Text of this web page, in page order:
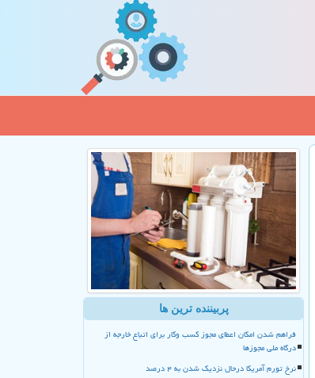
پربیننده ترین ها
فراهم شدن امکان اعطای مجوز کسب وکار برای اتباع خارجه از
درگاه ملی مجوزها
نرخ تورم آمریکا درحال نزدیک شدن به ۴ درصد